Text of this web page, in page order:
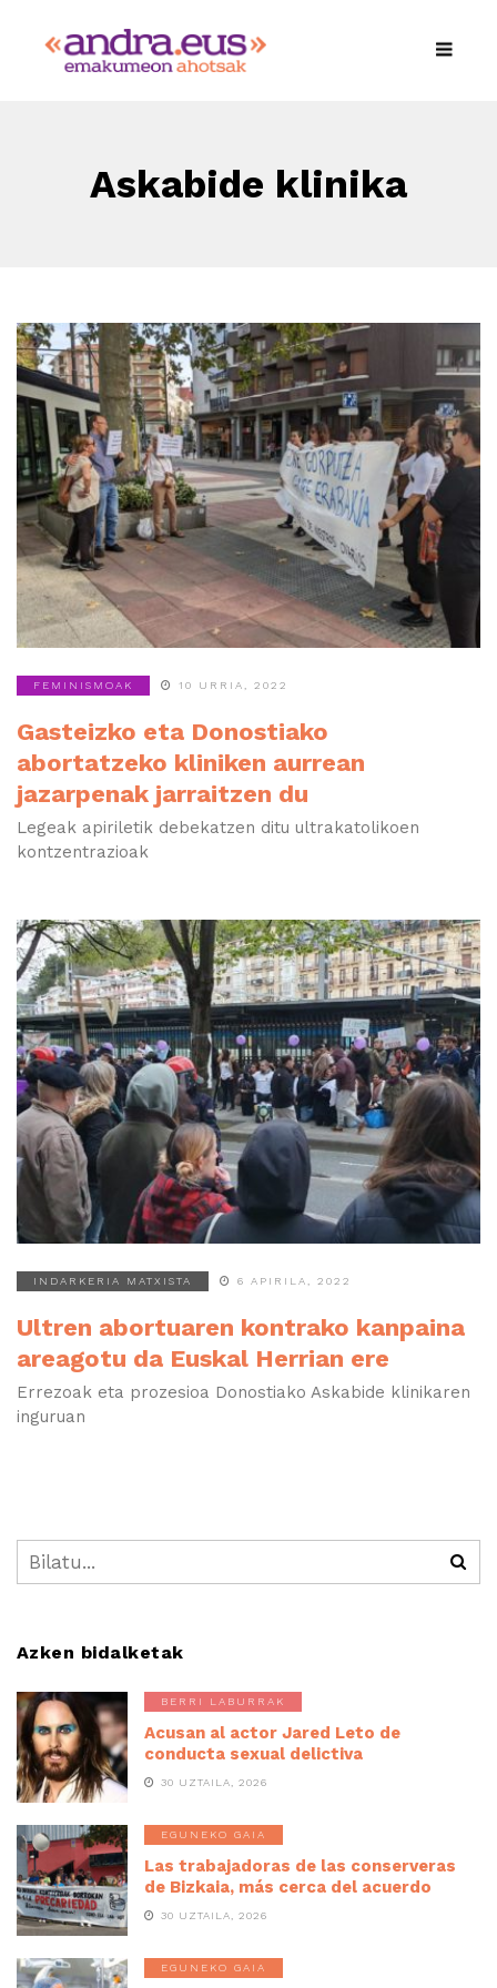
Askabide klinika
FEMINISMOAK 10 URRIA, 2022
Gasteizko eta Donostiako
abortatzeko kliniken aurrean
jazarpenak jarraitzen du
Legeak apiriletik debekatzen ditu ultrakatolikoen
kontzentrazioak
INDARKERIA MATXISTA 6 APIRILA, 2022
Ultren abortuaren kontrako kanpaina
areagotu da Euskal Herrian ere
Errezoak eta prozesioa Donostiako Askabide klinikaren
inguruan
Azken bidalketak
BERRI LABURRAK
Acusan al actor Jared Leto de
conducta sexual delictiva
30 UZTAILA, 2026
EGUNEKO GAIA
Las trabajadoras de las conserveras
de Bizkaia, más cerca del acuerdo
30 UZTAILA, 2026
EGUNEKO GAIA